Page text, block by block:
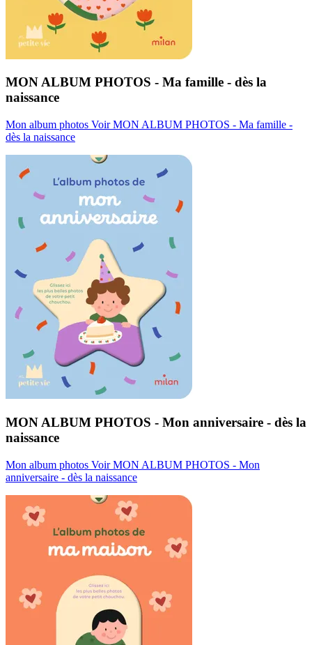
MON ALBUM PHOTOS - Ma famille - dès la
naissance
Mon album photos Voir MON ALBUM PHOTOS - Ma famille -
dès la naissance
MON ALBUM PHOTOS - Mon anniversaire - dès la
naissance
Mon album photos Voir MON ALBUM PHOTOS - Mon
anniversaire - dès la naissance